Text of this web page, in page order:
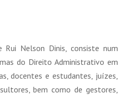
€.
Nelson Dinis, consiste num
do Direito Administrativo em
docentes e estudantes, juízes,
bem como de gestores,